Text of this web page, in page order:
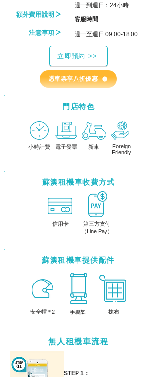
週一到週日：24小時
額外費用說明
注意事項
​客服時間
週一至週日 09:00-18:00
立即預約 >>
憑車票享八折優惠
門店特色
小時計費 電子發票 新車
Foreign
Friendly
蘇澳租機車收費方式
信用卡
第三方支付
（Line Pay）
蘇澳租機車提供配件
​安全帽＊2 手機架 抹布
無人租機車流程
STEP 1：